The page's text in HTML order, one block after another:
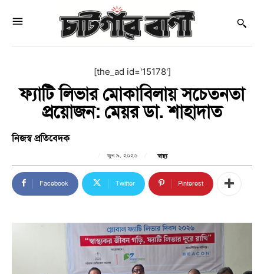
[the_ad id='15178']
ফ্যাটি লিভার মোকাবিলায় সচেতনতা
প্রয়োজন: মেয়র ডা. শাহাদাত
নিজস্ব প্রতিবেদক
জুন ৯, ২০২৬ স্বাস্থ্য
Facebook Twitter Pinterest